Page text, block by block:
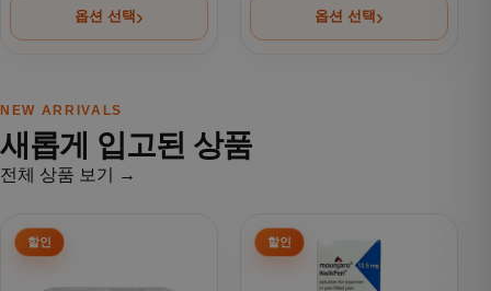
옵션 선택 옵션 선택
NEW ARRIVALS
새롭게 입고된 상품
전체 상품 보기 →
여러 상품 옵션이 이 상품에 있습니다. 상품 페이지에서 옵션